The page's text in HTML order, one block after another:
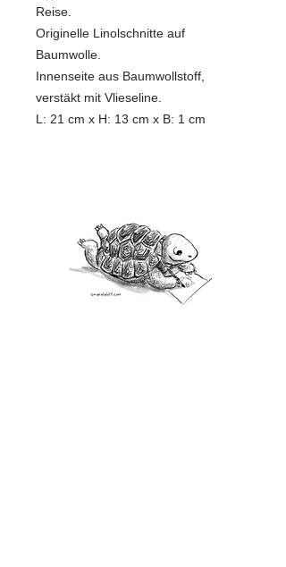
Reise.
Originelle Linolschnitte auf
Baumwolle.
Innenseite aus Baumwollstoff,
verstäkt mit Vlieseline.
L: 21 cm x H: 13 cm x B: 1 cm